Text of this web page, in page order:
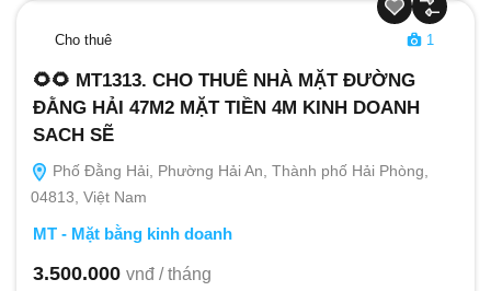
Cho thuê 1
🌻🌻 MT1313. CHO THUÊ NHÀ MẶT ĐƯỜNG
ĐẰNG HẢI 47M2 MẶT TIỀN 4M KINH DOANH
SACH SẼ
Phố Đằng Hải, Phường Hải An, Thành phố Hải Phòng,
04813, Việt Nam
MT - Mặt bằng kinh doanh
3.500.000 vnđ / tháng